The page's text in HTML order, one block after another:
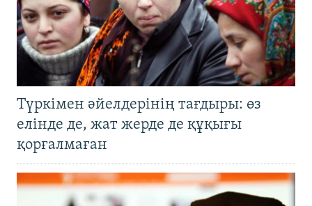
Түркімен әйелдерінің тағдыры: өз
елінде де, жат жерде де құқығы
қорғалмаған